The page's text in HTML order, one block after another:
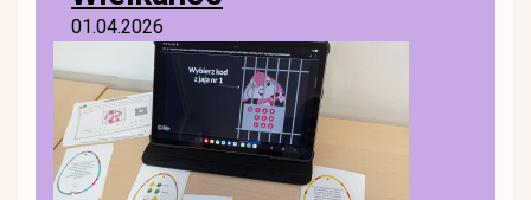
01.04.2026